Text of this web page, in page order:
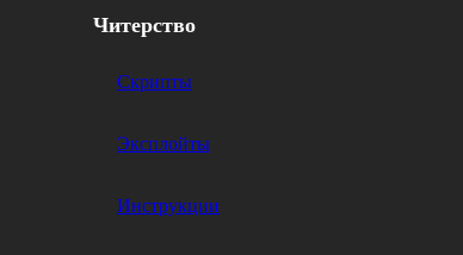
Читерство
Скрипты
Эксплойты
Инструкции